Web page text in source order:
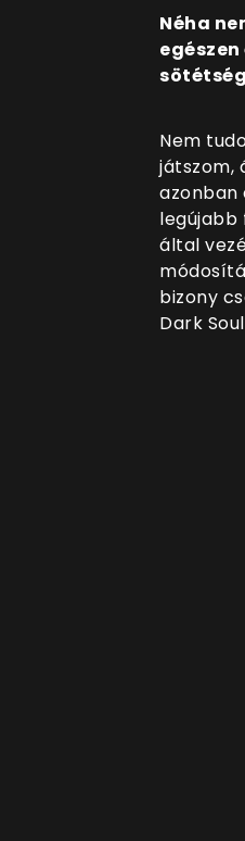
Néha
Nem
játszom,
azonban
által
bizony
Dark